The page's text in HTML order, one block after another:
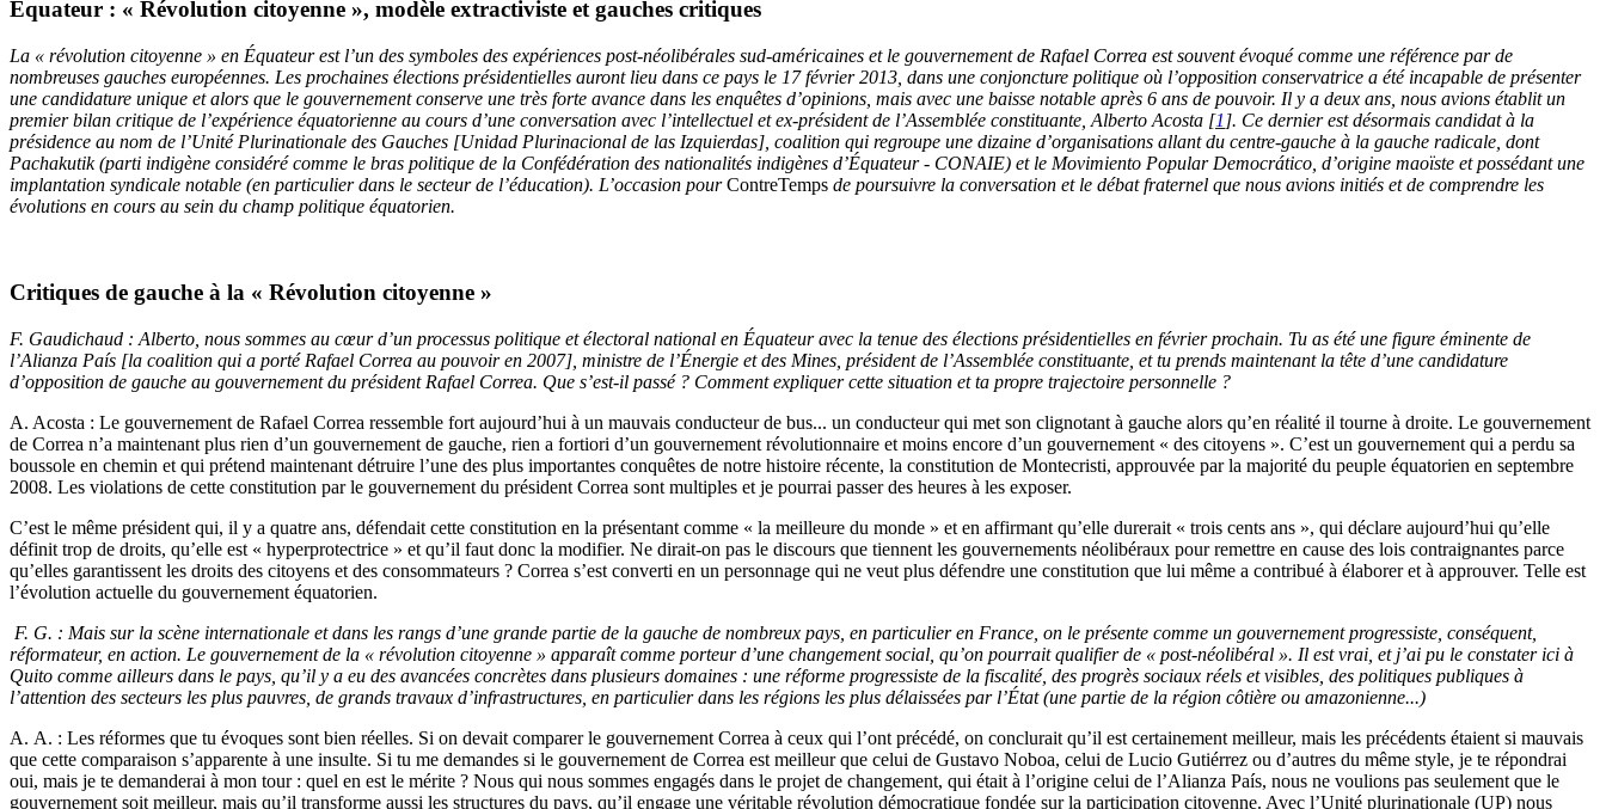
Équateur : « Révolution citoyenne », modèle extractiviste et gauches critiques
La « révolution citoyenne » en Équateur est l’un des symboles des expériences post-néolibérales sud-américaines et le gouvernement de Rafael Correa est souvent évoqué comme une référence par de
nombreuses gauches européennes. Les prochaines élections présidentielles auront lieu dans ce pays le 17 février 2013, dans une conjoncture politique où l’opposition conservatrice a été incapable de présenter
une candidature unique et alors que le gouvernement conserve une très forte avance dans les enquêtes d’opinions, mais avec une baisse notable après 6 ans de pouvoir. Il y a deux ans, nous avions établit un
premier bilan critique de l’expérience équatorienne au cours d’une conversation avec l’intellectuel et ex-président de l’Assemblée constituante, Alberto Acosta [1 ]. Ce dernier est désormais candidat à la
présidence au nom de l’Unité Plurinationale des Gauches [Unidad Plurinacional de las Izquierdas], coalition qui regroupe une dizaine d’organisations allant du centre-gauche à la gauche radicale, dont
Pachakutik (parti indigène considéré comme le bras politique de la Confédération des nationalités indigènes d’Équateur - CONAIE) et le Movimiento Popular Democrático, d’origine maoïste et possédant une
implantation syndicale notable (en particulier dans le secteur de l’éducation). L’occasion pourContreTemps de poursuivre la conversation et le débat fraternel que nous avions initiés et de comprendre les
évolutions en cours au sein du champ politique équatorien.
Critiques de gauche à la « Révolution citoyenne »
F. Gaudichaud : Alberto, nous sommes au cœur d’un processus politique et électoral national en Équateur avec la tenue des élections présidentielles en février prochain. Tu as été une figure éminente de
l’Alianza País [la coalition qui a porté Rafael Correa au pouvoir en 2007], ministre de l’Énergie et des Mines, président de l’Assemblée constituante, et tu prends maintenant la tête d’une candidature
d’opposition de gauche au gouvernement du président Rafael Correa. Que s’est-il passé ? Comment expliquer cette situation et ta propre trajectoire personnelle ?
A. Acosta : Le gouvernement de Rafael Correa ressemble fort aujourd’hui à un mauvais conducteur de bus... un conducteur qui met son clignotant à gauche alors qu’en réalité il tourne à droite. Le gouvernement
de Correa n’a maintenant plus rien d’un gouvernement de gauche, rien a fortiori d’un gouvernement révolutionnaire et moins encore d’un gouvernement « des citoyens ». C’est un gouvernement qui a perdu sa
boussole en chemin et qui prétend maintenant détruire l’une des plus importantes conquêtes de notre histoire récente, la constitution de Montecristi, approuvée par la majorité du peuple équatorien en septembre
2008. Les violations de cette constitution par le gouvernement du président Correa sont multiples et je pourrai passer des heures à les exposer.
C’est le même président qui, il y a quatre ans, défendait cette constitution en la présentant comme « la meilleure du monde » et en affirmant qu’elle durerait « trois cents ans », qui déclare aujourd’hui qu’elle
définit trop de droits, qu’elle est « hyperprotectrice » et qu’il faut donc la modifier. Ne dirait-on pas le discours que tiennent les gouvernements néolibéraux pour remettre en cause des lois contraignantes parce
qu’elles garantissent les droits des citoyens et des consommateurs ? Correa s’est converti en un personnage qui ne veut plus défendre une constitution que lui même a contribué à élaborer et à approuver. Telle est
l’évolution actuelle du gouvernement équatorien.
F. G. : Mais sur la scène internationale et dans les rangs d’une grande partie de la gauche de nombreux pays, en particulier en France, on le présente comme un gouvernement progressiste, conséquent,
réformateur, en action. Le gouvernement de la « révolution citoyenne » apparaît comme porteur d’une changement social, qu’on pourrait qualifier de « post-néolibéral ». Il est vrai, et j’ai pu le constater ici à
Quito comme ailleurs dans le pays, qu’il y a eu des avancées concrètes dans plusieurs domaines : une réforme progressiste de la fiscalité, des progrès sociaux réels et visibles, des politiques publiques à
l’attention des secteurs les plus pauvres, de grands travaux d’infrastructures, en particulier dans les régions les plus délaissées par l’État (une partie de la région côtière ou amazonienne...)
A. A. : Les réformes que tu évoques sont bien réelles. Si on devait comparer le gouvernement Correa à ceux qui l’ont précédé, on conclurait qu’il est certainement meilleur, mais les précédents étaient si mauvais
que cette comparaison s’apparente à une insulte. Si tu me demandes si le gouvernement de Correa est meilleur que celui de Gustavo Noboa, celui de Lucio Gutiérrez ou d’autres du même style, je te répondrai
oui, mais je te demanderai à mon tour : quel en est le mérite ? Nous qui nous sommes engagés dans le projet de changement, qui était à l’origine celui de l’Alianza País, nous ne voulions pas seulement que le
gouvernement soit meilleur, mais qu’il transforme aussi les structures du pays, qu’il engage une véritable révolution démocratique fondée sur la participation citoyenne. Avec l’Unité plurinationale (UP) nous